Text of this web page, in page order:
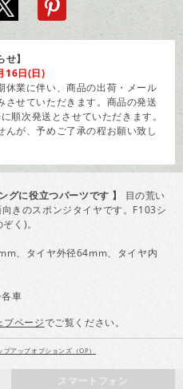
】
16日(日)
休業に伴い、商品の出荷・メール
せていただきます。商品の発送
順次発送とさせていただきます。
が、予めご了承の程お願い致し
グに役立つパーツです 】
目の荒い
きのスポンジタイヤです。F103シ
く)。
、タイヤ外径64mm、タイヤ内
車
ブページでご覧ください。
プアップオプションズ（OP）
スマートフォン